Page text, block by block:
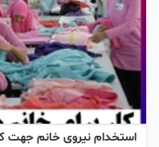
استخدام نیروی خانم جهت